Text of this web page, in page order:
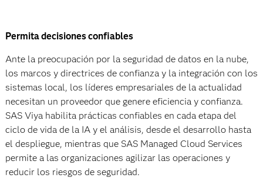
Permita decisiones confiables
Ante la preocupación por la seguridad de datos en la nube,
los marcos y directrices de confianza y la integración con los
sistemas local, los líderes empresariales de la actualidad
necesitan un proveedor que genere eficiencia y confianza.
SAS Viya habilita prácticas confiables en cada etapa del
ciclo de vida de la IA y el análisis, desde el desarrollo hasta
el despliegue, mientras que SAS Managed Cloud Services
permite a las organizaciones agilizar las operaciones y
reducir los riesgos de seguridad.